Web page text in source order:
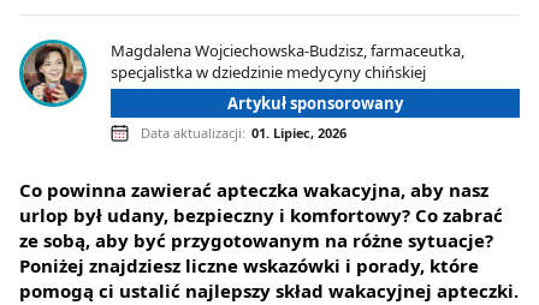
Magdalena Wojciechowska-Budzisz, farmaceutka,
specjalistka w dziedzinie medycyny chińskiej
Artykuł sponsorowany
Data aktualizacji: 01. Lipiec, 2026
Co powinna zawierać apteczka wakacyjna, aby nasz
urlop był udany, bezpieczny i komfortowy? Co zabrać
ze sobą, aby być przygotowanym na różne sytuacje?
Poniżej znajdziesz liczne wskazówki i porady, które
pomogą ci ustalić najlepszy skład wakacyjnej apteczki.